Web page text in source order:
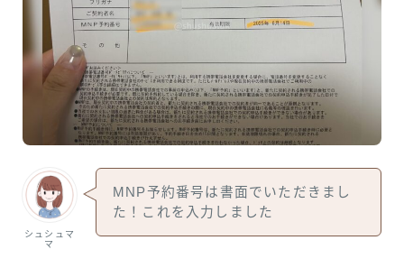
シュシュマ
マ
MNP予約番号は書面でいただきまし
た！これを入力しました